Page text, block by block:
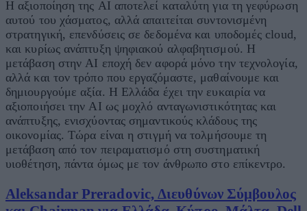
Η αξιοποίηση της AI αποτελεί καταλύτη για τη γεφύρωση
αυτού του χάσματος, αλλά απαιτείται συντονισμένη
στρατηγική, επενδύσεις σε δεδομένα και υποδομές cloud,
και κυρίως ανάπτυξη ψηφιακού αλφαβητισμού. Η
μετάβαση στην AI εποχή δεν αφορά μόνο την τεχνολογία,
αλλά και τον τρόπο που εργαζόμαστε, μαθαίνουμε και
δημιουργούμε αξία. Η Ελλάδα έχει την ευκαιρία να
αξιοποιήσει την AI ως μοχλό ανταγωνιστικότητας και
ανάπτυξης, ενισχύοντας σημαντικούς κλάδους της
οικονομίας. Τώρα είναι η στιγμή να τολμήσουμε τη
μετάβαση από τον πειραματισμό στη συστηματική
υιοθέτηση, πάντα όμως με τον άνθρωπο στο επίκεντρο.
Aleksandar Preradovic, Διευθύνων Σύμβουλος